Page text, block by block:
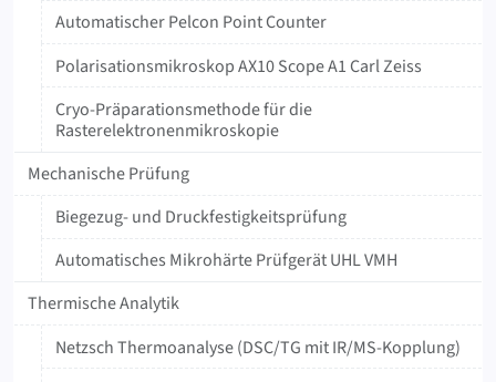
Automatischer Pelcon Point Counter
Polarisationsmikroskop AX10 Scope A1 Carl Zeiss
Cryo-Präparationsmethode für die
Rasterelektronenmikroskopie
Mechanische Prüfung
Biegezug- und Druckfestigkeitsprüfung
Automatisches Mikrohärte Prüfgerät UHL VMH
Thermische Analytik
Netzsch Thermoanalyse (DSC/TG mit IR/MS-Kopplung)